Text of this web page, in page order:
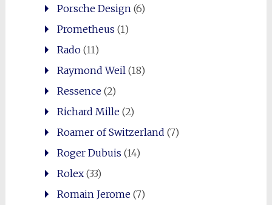
Porsche Design (6)
Prometheus (1)
Rado(11)
Raymond Weil (18)
Ressence(2)
Richard Mille(2)
Roamer of Switzerland (7)
Roger Dubuis (14)
Rolex(33)
Romain Jerome(7)